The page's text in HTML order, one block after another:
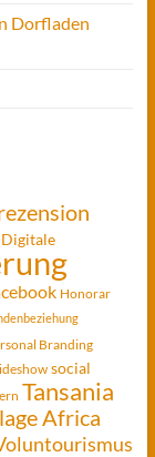
Dorfladen
Digitale
Honorar
Branding
social
Tansania
Africa